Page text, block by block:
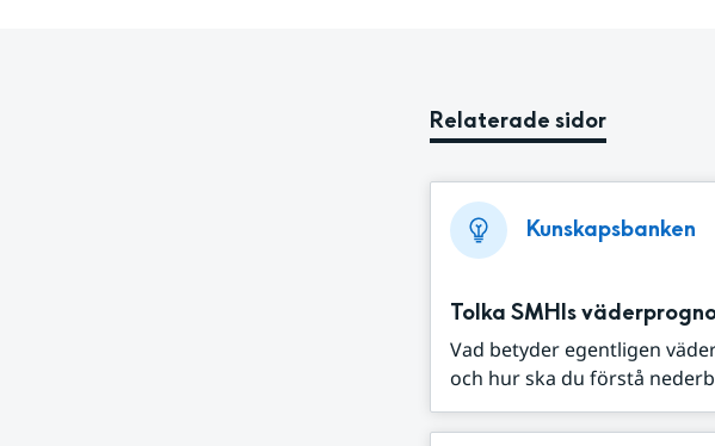
Relaterade sidor
Kunskapsbanken
Tolka SMHIs
Vad betyder egentligen
och hur ska du förstå